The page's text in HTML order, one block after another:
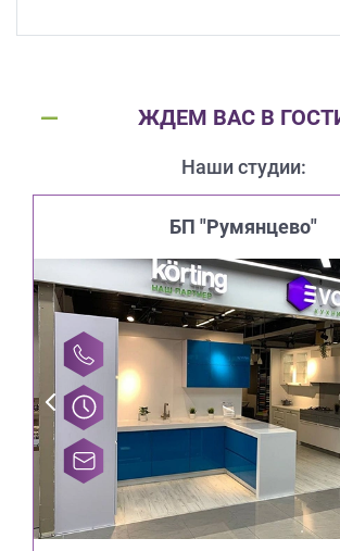
ЖДЕМ ВАС В
Наши студии:
БП "Румянцево"